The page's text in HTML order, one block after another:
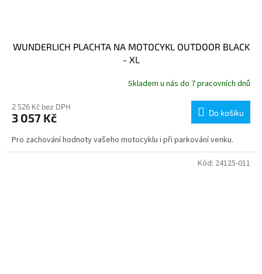
WUNDERLICH PLACHTA NA MOTOCYKL OUTDOOR BLACK
- XL
Skladem u nás do 7 pracovních dnů
2 526 Kč bez DPH
3 057 Kč Do košíku
Pro zachování hodnoty vašeho motocyklu i při parkování venku.
Kód: 24125-011